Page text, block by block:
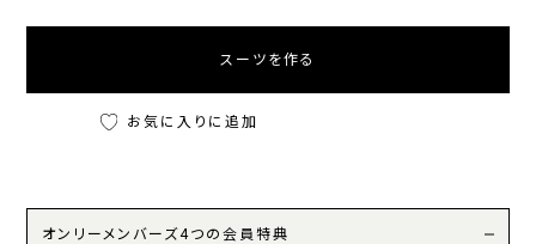
スーツを作る
お気に入りに追加
オンリーメンバーズ4つの会員特典